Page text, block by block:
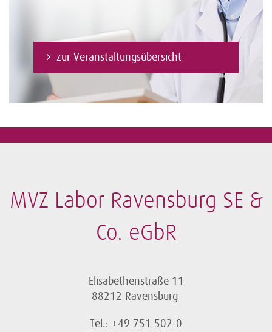
zur Veranstaltungsübersicht
MVZ Labor Ravensburg SE &
Co. eGbR
Elisabethenstraße 11
88212 Ravensburg
Tel.: +49 751 502-0